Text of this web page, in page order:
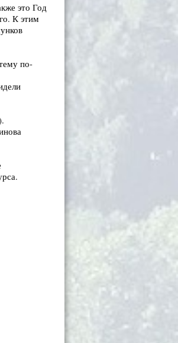
это Год
К этим
по-